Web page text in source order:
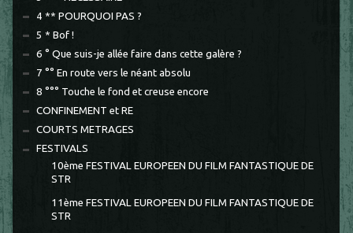
4 ** POURQUOI PAS ?
5 * Bof !
6 ° Que suis-je allée faire dans cette galère ?
7 °° En route vers le néant absolu
8 °°° Touche le fond et creuse encore
CONFINEMENT et RE
COURTS METRAGES
FESTIVALS
10ème FESTIVAL EUROPEEN DU FILM FANTASTIQUE DE
STR
11ème FESTIVAL EUROPEEN DU FILM FANTASTIQUE DE
STR